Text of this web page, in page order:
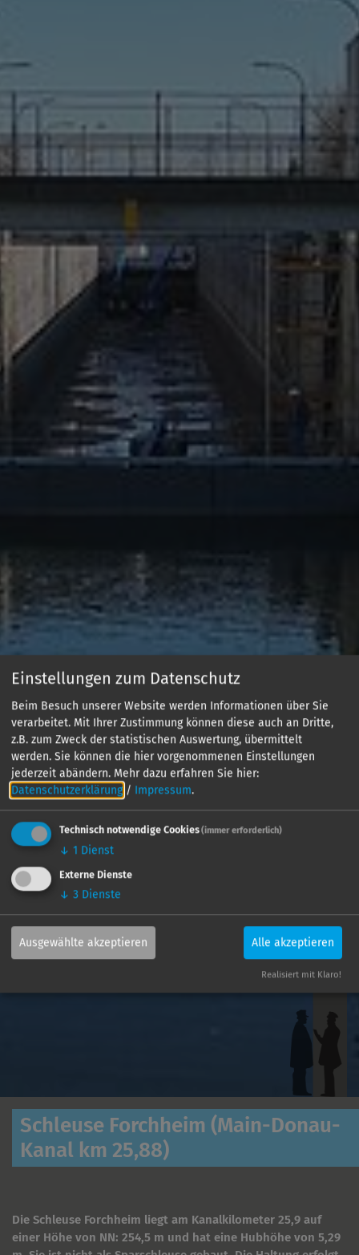
Schleuse Forchheim (Main-Donau-
Kanal km 25,88)
Die Schleuse Forchheim liegt am Kanalkilometer 25,9 auf
einer Höhe von NN: 254,5 m und hat eine Hubhöhe von 5,29
Einstellungen zum Datenschutz
Beim Besuch unserer Website werden Informationen über Sie
verarbeitet. Mit Ihrer Zustimmung können diese auch an Dritte,
z.B. zum Zweck der statistischen Auswertung, übermittelt
werden. Sie können die hier vorgenommenen Einstellungen
jederzeit abändern. Mehr dazu erfahren Sie hier:
Datenschutzerklärung / Impressum.
Technisch notwendige Cookies(immer erforderlich)
↓ 1 Dienst
Externe Dienste
↓ 3 Dienste
Ausgewählte akzeptieren Alle akzeptieren
Realisiert mit Klaro!